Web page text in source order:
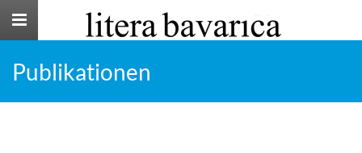
Toggle
Publikationen